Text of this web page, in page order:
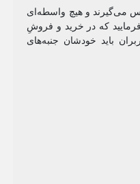
می‌گیرند و هیچ واسطه‌ای
که در خرید و فروشِ
باید خودشان جنبه‌های